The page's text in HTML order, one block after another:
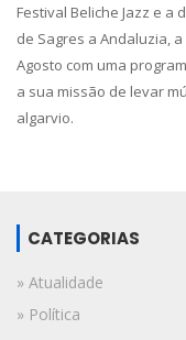
Festival Beliche Jazz e
de Sagres a Andaluzia,
Agosto com uma
a sua missão de levar
algarvio.
CATEGORIAS
» Atualidade
» Política